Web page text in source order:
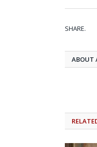
SHARE.
ABOUT